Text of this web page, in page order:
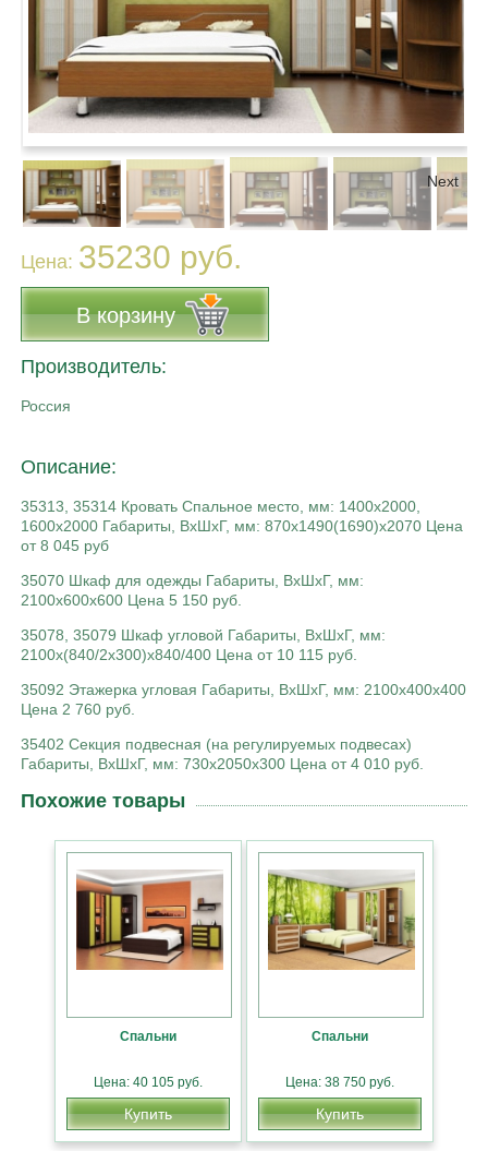
Next
Цена: 35230 руб.
В корзину
Производитель:
Россия
Описание:
35313, 35314 Кровать Спальное место, мм: 1400х2000,
1600х2000 Габариты, ВхШхГ, мм: 870х1490(1690)х2070 Цена
от 8 045 руб
35070 Шкаф для одежды Габариты, ВхШхГ, мм:
2100х600х600 Цена 5 150 руб.
35078, 35079 Шкаф угловой Габариты, ВхШхГ, мм:
2100х(840/2х300)х840/400 Цена от 10 115 руб.
35092 Этажерка угловая Габариты, ВхШхГ, мм: 2100х400х400
Цена 2 760 руб.
35402 Секция подвесная (на регулируемых подвесах)
Габариты, ВхШхГ, мм: 730х2050х300 Цена от 4 010 руб.
Похожие товары
Спальни
Цена: 40 105 руб.
Купить
Спальни
Цена: 38 750 руб.
Купить